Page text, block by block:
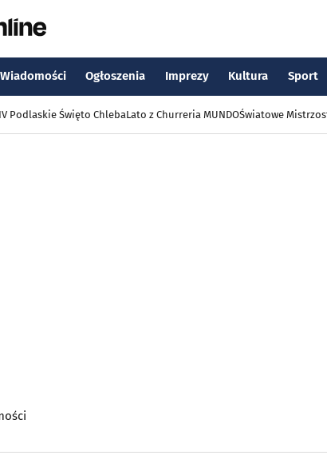
Wiadomości Ogłoszenia Imprezy Kultura Sport
Podlaskie Święto ChlebaLato z Churreria MUNDOŚwiatowe